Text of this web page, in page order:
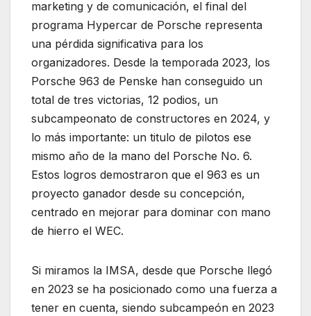
marketing y de comunicación, el final del
programa Hypercar de Porsche representa
una pérdida significativa para los
organizadores. Desde la temporada 2023, los
Porsche 963 de Penske han conseguido un
total de tres victorias, 12 podios, un
subcampeonato de constructores en 2024, y
lo más importante: un titulo de pilotos ese
mismo año de la mano del Porsche No. 6.
Estos logros demostraron que el 963 es un
proyecto ganador desde su concepción,
centrado en mejorar para dominar con mano
de hierro el WEC.
Si miramos la IMSA, desde que Porsche llegó
en 2023 se ha posicionado como una fuerza a
tener en cuenta, siendo subcampeón en 2023